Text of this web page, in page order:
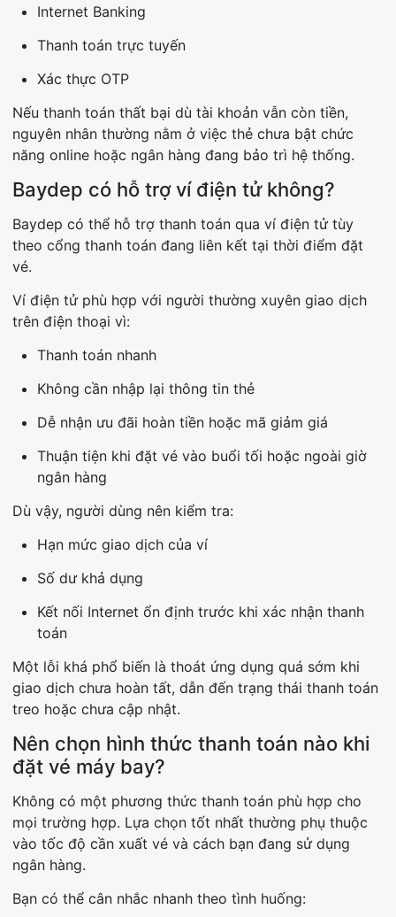
Internet Banking
Thanh toán trực tuyến
Xác thực OTP
Nếu thanh toán thất bại dù tài khoản vẫn còn tiền,
nguyên nhân thường nằm ở việc thẻ chưa bật chức
năng online hoặc ngân hàng đang bảo trì hệ thống.
Baydep có hỗ trợ ví điện tử không?
Baydep có thể hỗ trợ thanh toán qua ví điện tử tùy
theo cổng thanh toán đang liên kết tại thời điểm đặt
vé.
Ví điện tử phù hợp với người thường xuyên giao dịch
trên điện thoại vì:
Thanh toán nhanh
Không cần nhập lại thông tin thẻ
Dễ nhận ưu đãi hoàn tiền hoặc mã giảm giá
Thuận tiện khi đặt vé vào buổi tối hoặc ngoài giờ
ngân hàng
Dù vậy, người dùng nên kiểm tra:
Hạn mức giao dịch của ví
Số dư khả dụng
Kết nối Internet ổn định trước khi xác nhận thanh
toán
Một lỗi khá phổ biến là thoát ứng dụng quá sớm khi
giao dịch chưa hoàn tất, dẫn đến trạng thái thanh toán
treo hoặc chưa cập nhật.
Nên chọn hình thức thanh toán nào khi
đặt vé máy bay?
Không có một phương thức thanh toán phù hợp cho
mọi trường hợp. Lựa chọn tốt nhất thường phụ thuộc
vào tốc độ cần xuất vé và cách bạn đang sử dụng
ngân hàng.
Bạn có thể cân nhắc nhanh theo tình huống: